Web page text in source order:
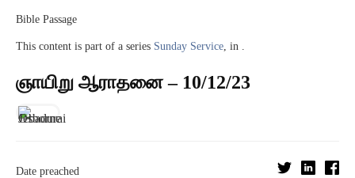
Bible Passage
This content is part of a series Sunday Service , in .
ஞாயிறு ஆராதனை – 10/12/23
Date preached